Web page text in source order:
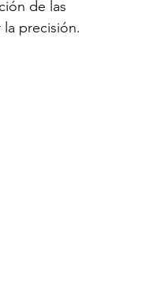
de las
precisión.